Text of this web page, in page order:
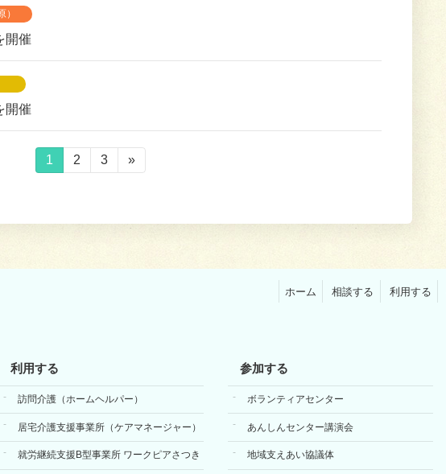
開催
開催
固
定
ジ
1
固
定
ジ
2
固
定
ジ
3 »
ホーム 相談する 利用する
利用する
訪問介護（ホームヘルパー）
居宅介護支援事業所（ケアマネージャー）
就労継続支援B型事業所 ワークピアさつき
参加する
ボランティアセンター
あんしんセンター講演会
地域支えあい協議体